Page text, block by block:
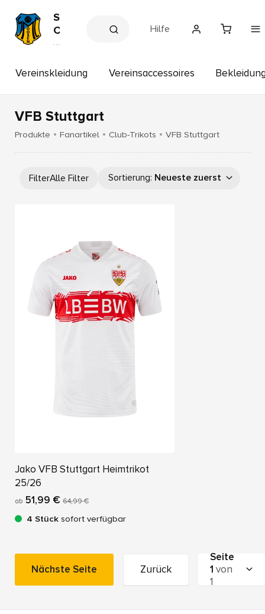
S
C
M
o
e
h
o
p
Hilfe
Vereinskleidung Vereinsaccessoires
VFB Stuttgart
Produkte Fanartikel Club-Trikots VFB Stuttgart
FilterAlle Filter Sortierung: Neueste zuerst
Jako VFB Stuttgart Heimtrikot
25/26
ab 51,99 € 64,99 €
4 Stück sofort verfügbar
Nächste Seite Zurück
Seite
1 von
1